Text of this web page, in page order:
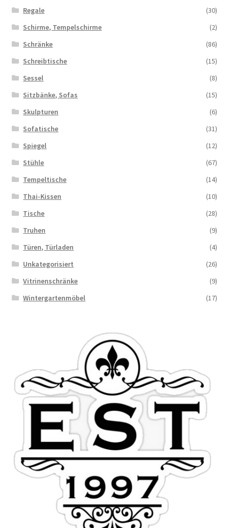
Regale
(30)
Schirme, Tempelschirme
(2)
Schränke
(86)
Schreibtische
(15)
Sessel
(8)
Sitzbänke, Sofas
(15)
Skulpturen
(6)
Sofatische
(31)
Spiegel
(12)
Stühle
(67)
Tempeltische
(14)
Thai-Kissen
(10)
Tische
(28)
Truhen
(9)
Türen, Türladen
(4)
Unkategorisiert
(26)
Vitrinenschränke
(9)
Wintergartenmöbel
(17)